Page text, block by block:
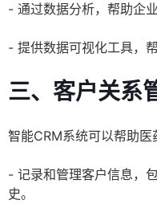
- 通过数据分析，帮助企
- 提供数据可视化工具，
三、客户关系
智能CRM系统可以帮助医
- 记录和管理客户信息，
史。